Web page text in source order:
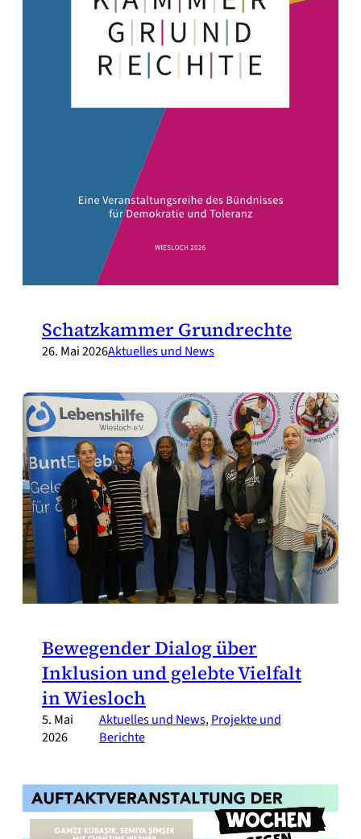
Schatzkammer Grundrechte
26. Mai 2026Aktuelles und News
Bewegender Dialog über
Inklusion und gelebte Vielfalt
in Wiesloch
5. Mai
2026
Aktuelles und News, Projekte und
Berichte